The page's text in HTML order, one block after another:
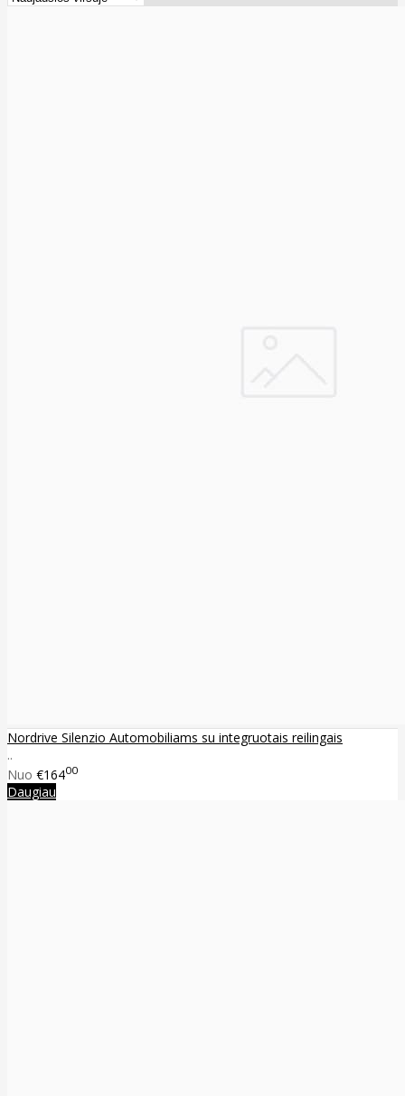
Nordrive Silenzio Automobiliams su integruotais reilingais
..
Nuo €16400
Daugiau